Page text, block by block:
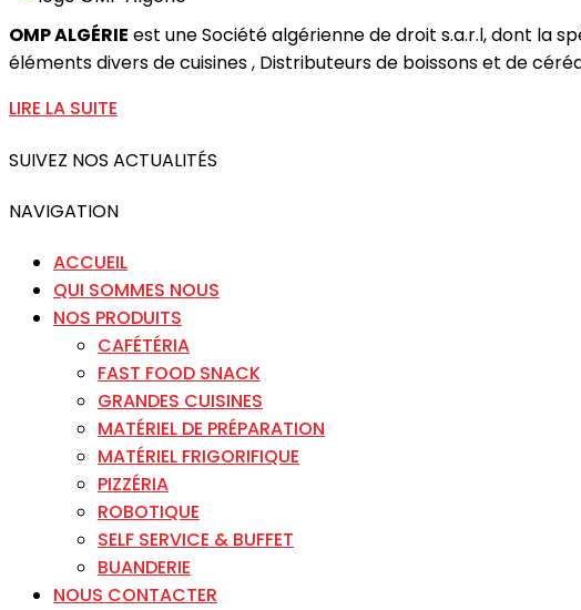
OMP ALGÉRIE est une Société algérienne de droit s.a.r.l, dont la
éléments divers de cuisines , Distributeurs de boissons et de
LIRE LA SUITE
SUIVEZ NOS ACTUALITÉS
NAVIGATION
ACCUEIL
QUI SOMMES NOUS
NOS PRODUITS
CAFÉTÉRIA
FAST FOOD SNACK
GRANDES CUISINES
MATÉRIEL DE PRÉPARATION
MATÉRIEL FRIGORIFIQUE
PIZZÉRIA
ROBOTIQUE
SELF SERVICE & BUFFET
BUANDERIE
NOUS CONTACTER